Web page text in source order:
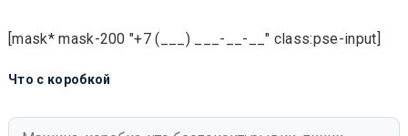
[mask* mask-200 "+7 (___) ___-__-__" class:pse-input]
Что с коробкой